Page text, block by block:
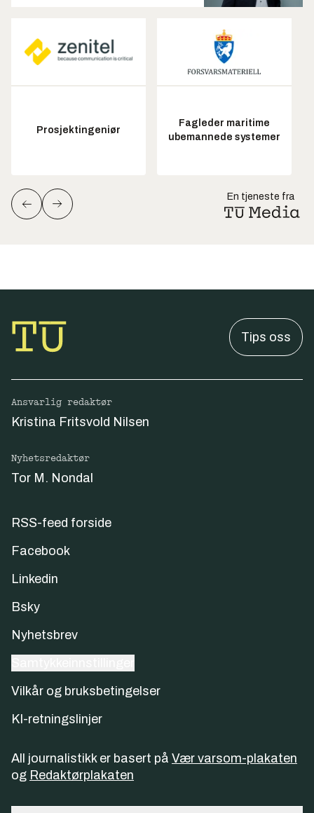
Prosjektingeniør
Fagleder maritime
ubemannede systemer
En tjeneste fra
Tips oss
Ansvarlig redaktør
Kristina Fritsvold Nilsen
Nyhetsredaktør
Tor M. Nondal
RSS-feed forside
Facebook
Linkedin
Bsky
Nyhetsbrev
Vilkår og bruksbetingelser
KI-retningslinjer
All journalistikk er basert på Vær varsom-plakaten
og Redaktørplakaten